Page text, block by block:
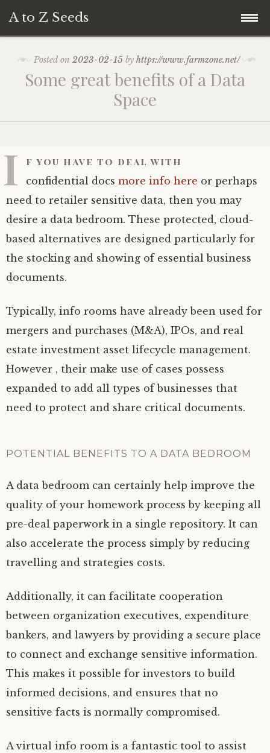
A to Z Seeds
content
HomePosted on2023-02-15 byhttps://www.farmzone.net/
Some great benefits of a Data
Space
I f you have to deal with
confidential docs more info here or perhaps
need to retailer sensitive data, then you may
desire a data bedroom. These protected, cloud-
based alternatives are designed particularly for
the stocking and showing of essential business
documents.
Typically, info rooms have already been used for
mergers and purchases (M&A), IPOs, and real
estate investment asset lifecycle management.
However , their make use of cases possess
expanded to add all types of businesses that
need to protect and share critical documents.
POTENTIAL BENEFITS TO A DATA BEDROOM
A data bedroom can certainly help improve the
quality of your homework process by keeping all
pre-deal paperwork in a single repository. It can
also accelerate the process simply by reducing
travelling and strategies costs.
Additionally, it can facilitate cooperation
between organization executives, expenditure
bankers, and lawyers by providing a secure place
to connect and exchange sensitive information.
This makes it possible for investors to build
informed decisions, and ensures that no
sensitive facts is normally compromised.
A virtual info room is a fantastic tool to assist